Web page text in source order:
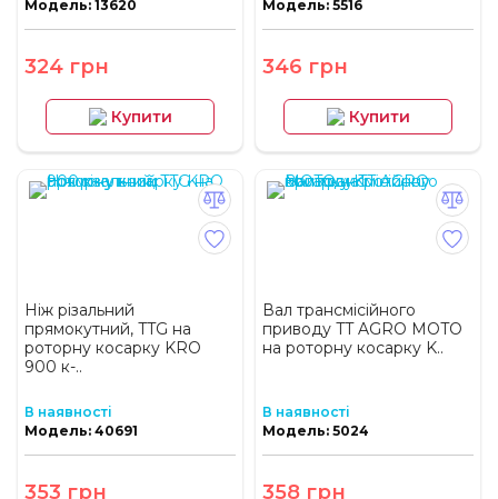
Модель: 13620
324 грн
Купити
Модель: 5516
346 грн
Купити
Ніж різальний
прямокутний, TTG на
роторну косарку KRO
900 к-..
В наявності
Модель: 40691
353 грн
Вал трансмісійного
приводу TT AGRO MOTO
на роторну косарку K..
В наявності
Модель: 5024
358 грн